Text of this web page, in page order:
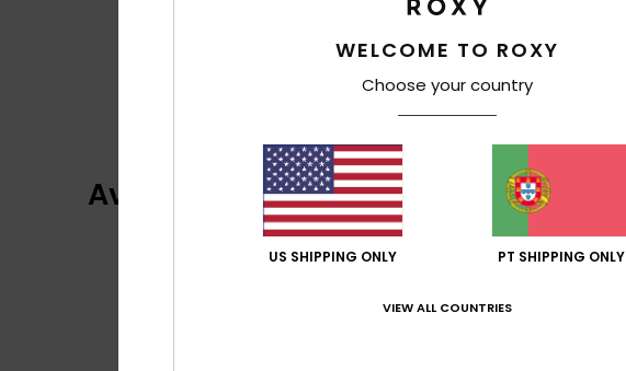
Avaliações dos clientes
WELCOME TO ROXY
Choose your country
US SHIPPING ONLY PT SHIPPING ONLY
VIEW ALL COUNTRIES